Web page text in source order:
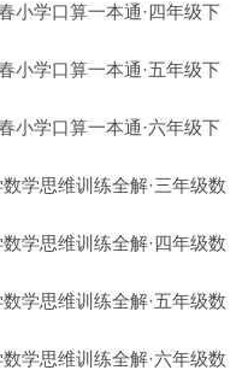
口算一本通·四年级下
口算一本通·五年级下
口算一本通·六年级下
思维训练全解·三年级数
思维训练全解·四年级数
思维训练全解·五年级数
思维训练全解·六年级数